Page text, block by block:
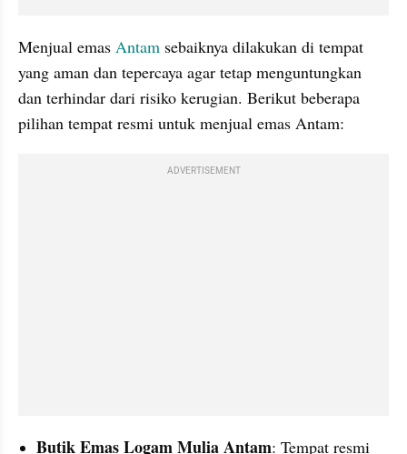
Menjual emas Antam sebaiknya dilakukan di tempat
yang aman dan tepercaya agar tetap menguntungkan
dan terhindar dari risiko kerugian. Berikut beberapa
pilihan tempat resmi untuk menjual emas Antam:
ADVERTISEMENT
Butik Emas Logam Mulia Antam: Tempat resmi